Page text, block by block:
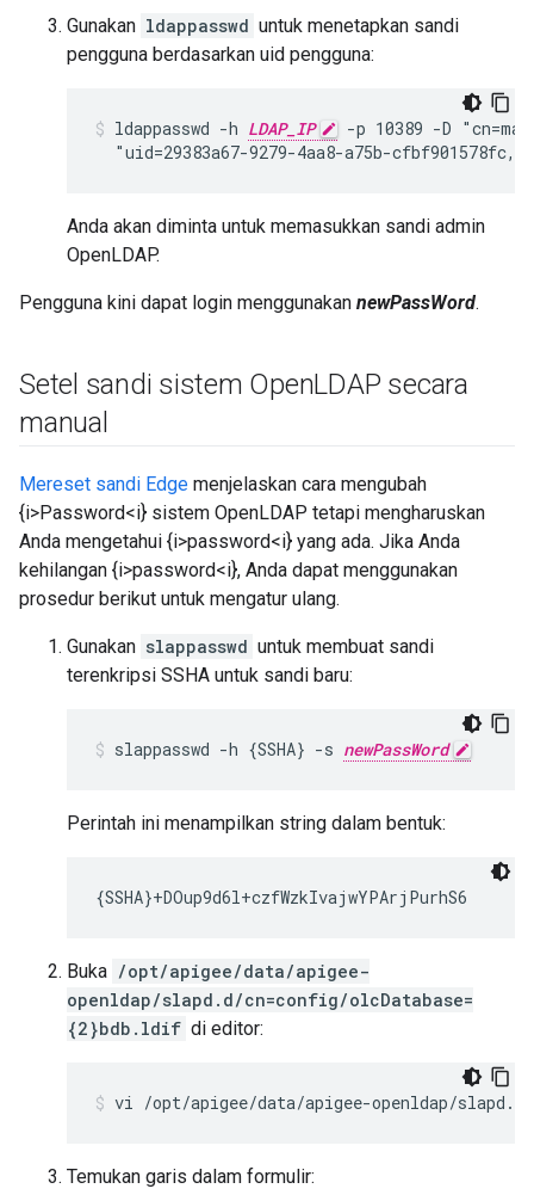
Gunakan ldappasswd untuk menetapkan sandi
pengguna berdasarkan uid pengguna:
ldappasswd -h LDAP_IP
-p 10389 -D
"uid=29383a67-9279-4aa8-a75b-
Anda akan diminta untuk memasukkan sandi admin
OpenLDAP.
Pengguna kini dapat login menggunakan newPassWord.
Setel sandi sistem OpenLDAP secara
manual
Mereset sandi Edge menjelaskan cara mengubah
{i>Password<i} sistem OpenLDAP tetapi mengharuskan
Anda mengetahui {i>password<i} yang ada. Jika Anda
kehilangan {i>password<i}, Anda dapat menggunakan
prosedur berikut untuk mengatur ulang.
Gunakan slappasswd untuk membuat sandi
terenkripsi SSHA untuk sandi baru:
slappasswd -h {SSHA} -s newPassWord
Perintah ini menampilkan string dalam bentuk:
{SSHA}+DOup9d6l+czfWzkIvajwYPArjPurhS6
Buka /opt/apigee/data/apigee-
openldap/slapd.d/cn=config/olcDatabase=
{2}bdb.ldif di editor:
vi /opt/apigee/data/apigee-openldap/
Temukan garis dalam formulir: